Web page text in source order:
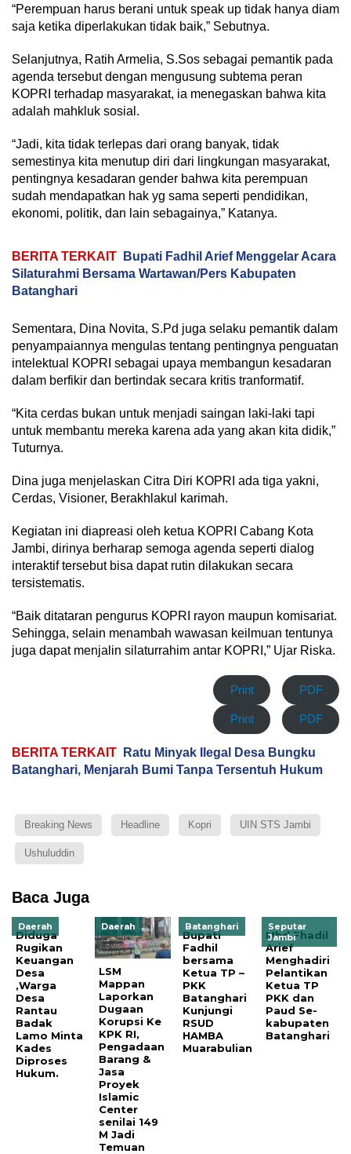
“Perempuan harus berani untuk speak up tidak hanya diam
saja ketika diperlakukan tidak baik,” Sebutnya.
Selanjutnya, Ratih Armelia, S.Sos sebagai pemantik pada
agenda tersebut dengan mengusung subtema peran
KOPRI terhadap masyarakat, ia menegaskan bahwa kita
adalah mahkluk sosial.
“Jadi, kita tidak terlepas dari orang banyak, tidak
semestinya kita menutup diri dari lingkungan masyarakat,
pentingnya kesadaran gender bahwa kita perempuan
sudah mendapatkan hak yg sama seperti pendidikan,
ekonomi, politik, dan lain sebagainya,” Katanya.
BERITA TERKAIT
Bupati Fadhil Arief Menggelar Acara
Silaturahmi Bersama Wartawan/Pers Kabupaten
Batanghari
Sementara, Dina Novita, S.Pd juga selaku pemantik dalam
penyampaiannya mengulas tentang pentingnya penguatan
intelektual KOPRI sebagai upaya membangun kesadaran
dalam berfikir dan bertindak secara kritis tranformatif.
“Kita cerdas bukan untuk menjadi saingan laki-laki tapi
untuk membantu mereka karena ada yang akan kita didik,”
Tuturnya.
Dina juga menjelaskan Citra Diri KOPRI ada tiga yakni,
Cerdas, Visioner, Berakhlakul karimah.
Kegiatan ini diapreasi oleh ketua KOPRI Cabang Kota
Jambi, dirinya berharap semoga agenda seperti dialog
interaktif tersebut bisa dapat rutin dilakukan secara
tersistematis.
“Baik ditataran pengurus KOPRI rayon maupun komisariat.
Sehingga, selain menambah wawasan keilmuan tentunya
juga dapat menjalin silaturrahim antar KOPRI,” Ujar Riska.
Print PDF
Print PDF
BERITA TERKAIT
Ratu Minyak Ilegal Desa Bungku
Batanghari, Menjarah Bumi Tanpa Tersentuh Hukum
Breaking News Headline Kopri UIN STS Jambi
Ushuluddin
Baca Juga
Daerah
Diduga
Rugikan
Keuangan
Desa
,Warga
Desa
Rantau
Badak
Lamo Minta
Kades
Diproses
Hukum.
Daerah
LSM
Mappan
Laporkan
Dugaan
Korupsi Ke
KPK RI,
Pengadaan
Barang &
Jasa
Proyek
Islamic
Center
senilai 149
M Jadi
Temuan
Batanghari
Bupati
Fadhil
bersama
Ketua TP –
PKK
Batanghari
Kunjungi
RSUD
HAMBA
Muarabulian
Seputar
Jambi
Mhd Fhadil
Arief
Menghadiri
Pelantikan
Ketua TP
PKK dan
Paud Se-
kabupaten
Batanghari